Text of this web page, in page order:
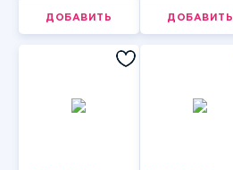
ДОБАВИТЬ ДОБАВИТЬ